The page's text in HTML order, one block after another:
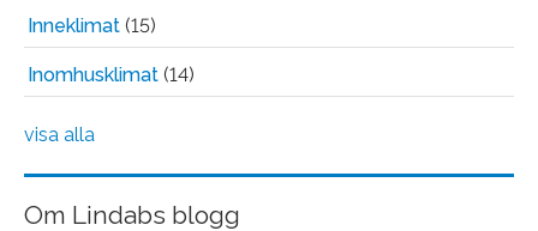
Inneklimat (15)
Inomhusklimat (14)
visa alla
Om Lindabs blogg